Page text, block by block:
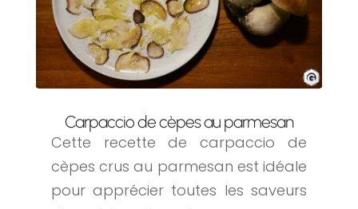
Carpaccio de cèpes au parmesan
Cette recette de carpaccio de
cèpes crus au parmesan est idéale
pour apprécier toutes les saveurs